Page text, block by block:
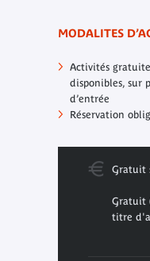
MODALITES
Activités
disponibles, sur
d’entrée
Réservation
Gratuit
Gratuit
titre